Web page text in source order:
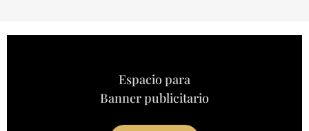
Espacio para
Banner publicitario